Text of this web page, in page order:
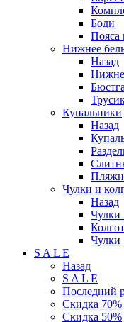
Боди
Пояса
Нижнее
Назад
Купальники
Назад
Чулки и
Назад
Чулки
Чулки
S A L E
Назад
S A L E
Последний
Скидка 70%
Скидка 50%